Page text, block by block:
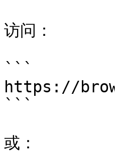
访问：
```
https://
```
或：